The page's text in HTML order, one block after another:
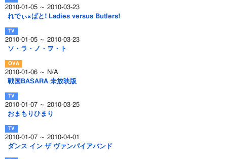
2010-01-05 ～ 2010-03-23
れでぃ×ぱと! Ladies versus Butlers!
2010-01-05 ～ 2010-03-23
ソ・ラ・ノ・ヲ・ト
2010-01-06 ～ N/A
戦国BASARA 未放映版
2010-01-07 ～ 2010-03-25
おまもりひまり
2010-01-07 ～ 2010-04-01
ダンス イン ザ ヴァンパイアバンド